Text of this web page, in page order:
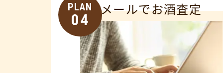
PLAN
04
メールでお酒査定